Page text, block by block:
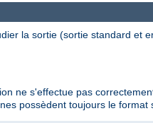
la sortie (sortie standard et
ne s'effectue pas
possèdent toujours le format